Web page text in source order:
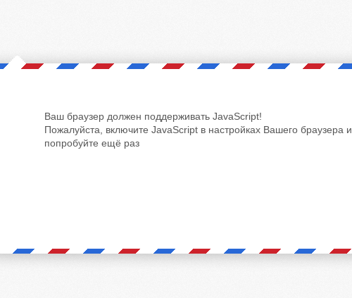
Ваш браузер должен поддерживать JavaScript!
Пожалуйста, включите JavaScript в настройках Вашего браузера и
попробуйте ещё раз